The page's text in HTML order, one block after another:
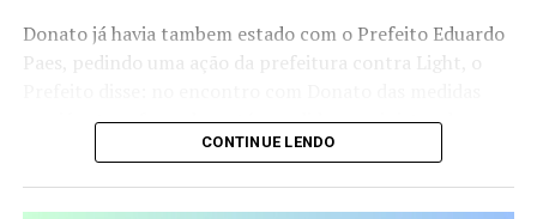
Além de compartilhar sua própria transformação, da
atuação como conselheira empresarial, Mirella discute
temas sensíveis como a desconexão entre identidade e
crachá, a sobrecarga emocional no ambiente
corporativo e os impactos da falta de planejamento na
Donato já havia tambem estado com o Prefeito Eduardo
Paes, pedindo uma ação da prefeitura contra Light, o
que já estava fazendo e até o pedido ao ministro de
Minas e Energia de rever a concessão da Light, e a
com o prejuízo da falta de energia.
CONTINUE LENDO